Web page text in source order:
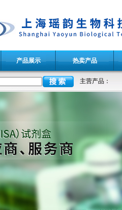
产品展示 热卖产品
主营产品：